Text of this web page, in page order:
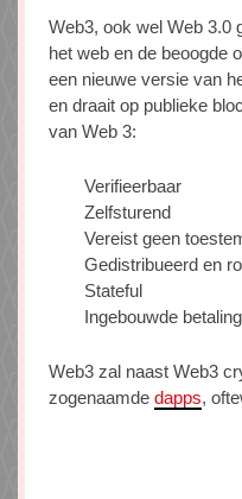
Web3, ook wel Web 3.0
het web en de beoogde
een nieuwe versie van
en draait op publieke
van Web 3:
Verifieerbaar
Zelfsturend
Vereist geen
Gedistribueerd en
Stateful
Ingebouwde
Web3 zal naast Web3
zogenaamde dapps,